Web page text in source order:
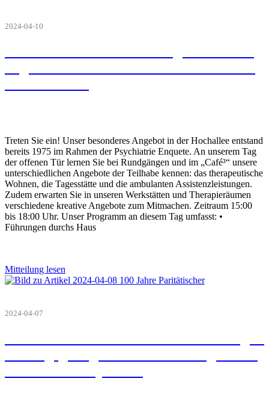
2024-04-10
Treten Sie ein! Unser besonderes Angebot in der Hochallee entstand
bereits 1975 im Rahmen der Psychiatrie Enquete. An unserem Tag
der offenen Tür lernen Sie bei Rundgängen und im „Café³“ unsere
unterschiedlichen Angebote der Teilhabe kennen: das therapeutische
Wohnen, die Tagesstätte und die ambulanten Assistenzleistungen.
Zudem erwarten Sie in unseren Werkstätten und Therapieräumen
verschiedene kreative Angebote zum Mitmachen. Zeitraum 15:00
bis 18:00 Uhr. Unser Programm an diesem Tag umfasst: •
Führungen durchs Haus
Mitteilung lesen
2024-04-07